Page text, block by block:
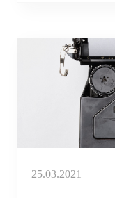
25.03.2021